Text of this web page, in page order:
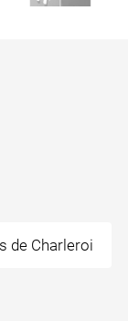
de Charleroi